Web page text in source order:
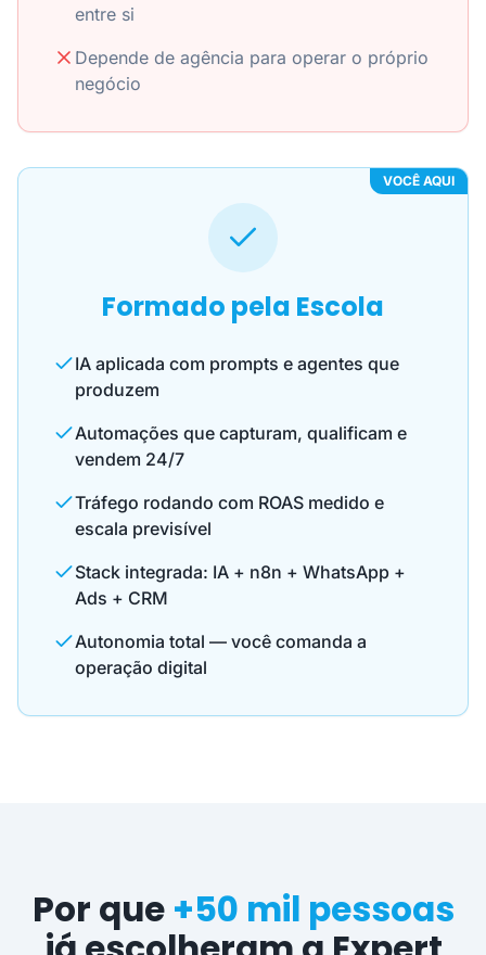
entre si
Depende de agência para operar o próprio
negócio
VOCÊ AQUI
Formado pela Escola
IA aplicada com prompts e agentes que
produzem
Automações que capturam, qualificam e
vendem 24/7
Tráfego rodando com ROAS medido e
escala previsível
Stack integrada: IA + n8n + WhatsApp +
Ads + CRM
Autonomia total — você comanda a
operação digital
Por que +50 mil pessoas